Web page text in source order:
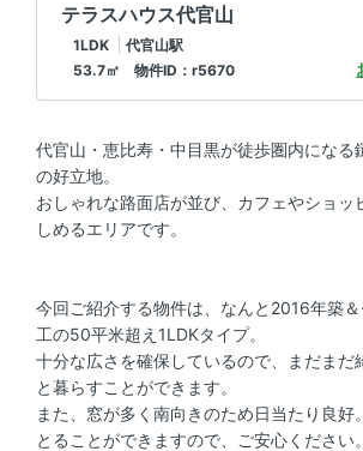
テラスハウス代官山
1LDK
代官山駅
53.7㎡ 物件ID：r5670
代官山・恵比寿・中目黒が徒歩圏内になる
の好立地。
おしゃれな路面店が並び、カフェやショッ
しめるエリアです。
今回ご紹介する物件は、なんと2016年築
工の50平米超え1LDKタイプ。
十分な広さを確保しているので、まだまだ
と暮らすことができます。
また、窓が多く南向きのため日当たり良好
とることができますので、ご安心ください。